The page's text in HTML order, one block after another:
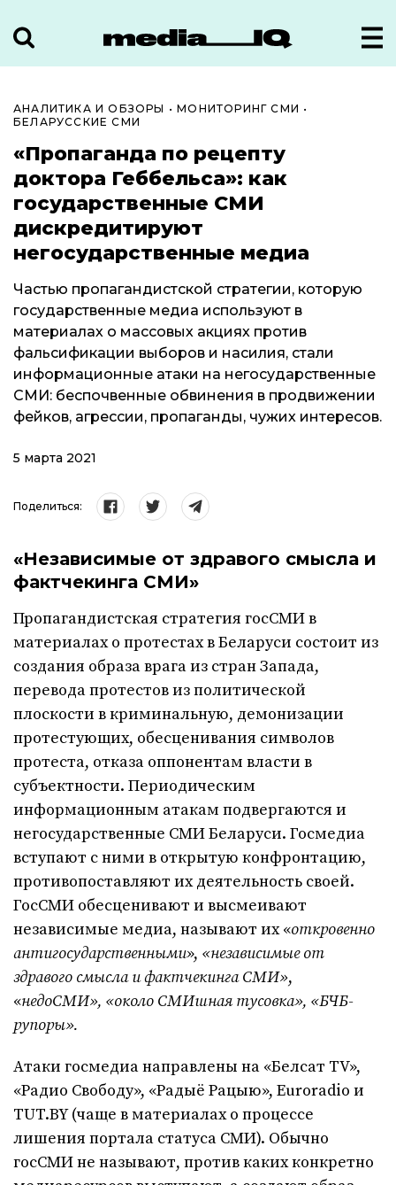
АНАЛИТИКА И ОБЗОРЫ •МОНИТОРИНГ СМИ •
БЕЛАРУССКИЕ СМИ
«Пропаганда по рецепту
доктора Геббельса»: как
государственные СМИ
дискредитируют
негосударственные медиа
Частью пропагандистской стратегии, которую
государственные медиа используют в
материалах о массовых акциях против
фальсификации выборов и насилия, стали
информационные атаки на негосударственные
СМИ: беспочвенные обвинения в продвижении
фейков, агрессии, пропаганды, чужих интересов.
5 марта 2021
Поделиться:
«Независимые от здравого смысла и
фактчекинга СМИ»
Пропагандистская стратегия госСМИ в
материалах о протестах в Беларуси состоит из
создания образа врага из стран Запада,
перевода протестов из политической
плоскости в криминальную, демонизации
протестующих, обесценивания символов
протеста, отказа оппонентам власти в
субъектности. Периодическим
информационным атакам подвергаются и
негосударственные СМИ Беларуси. Госмедиа
вступают с ними в открытую конфронтацию,
противопоставляют их деятельность своей.
ГосСМИ обесценивают и высмеивают
независимые медиа, называют их «откровенно
антигосударственными», «независимые от
здравого смысла и фактчекинга СМИ»,
«недоСМИ», «около СМИшная тусовка», «БЧБ-
рупоры».
Атаки госмедиа направлены на «Белсат TV»,
«Радио Свободу», «Радыё Рацыю», Euroradio и
TUT.BY (чаще в материалах о процессе
лишения портала статуса СМИ). Обычно
госСМИ не называют, против каких конкретно